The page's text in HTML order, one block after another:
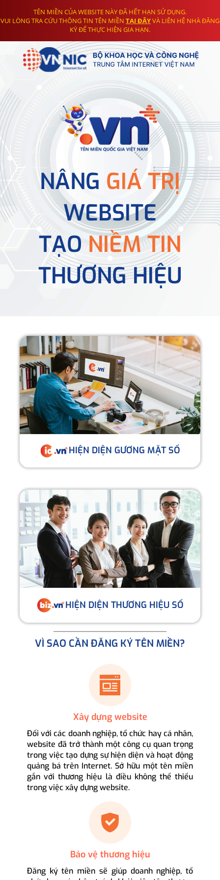
TÊN MIỀN CỦA WEBSITE NÀY ĐÃ HẾT HẠN SỬ DỤNG.
VUI LÒNG TRA CỨU THÔNG TIN TÊN MIỀN TẠI ĐÂYVÀ LIÊN HỆ NHÀ ĐĂNG
KÝ ĐỂ THỰC HIỆN GIA HẠN.
NÂNG GIÁ TRỊ
WEBSITE
TẠONIỀM TIN
THƯƠNG HIỆU
HIỆN DIỆN GƯƠNG MẶT SỐ
HIỆN DIỆN THƯƠNG HIỆU SỐ
VÌ SAO CẦN ĐĂNG KÝ TÊN MIỀN?
Xây dựng website
Đối với các doanh nghiệp, tổ chức hay cá nhân,
website đã trở thành một công cụ quan trọng
trong việc tạo dựng sự hiện diện và hoạt động
quảng bá trên Internet. Sở hữu một tên miền
gắn với thương hiệu là điều không thể thiếu
trong việc xây dựng website.
Bảo vệ thương hiệu
Đăng ký tên miền sẽ giúp doanh nghiệp, tổ